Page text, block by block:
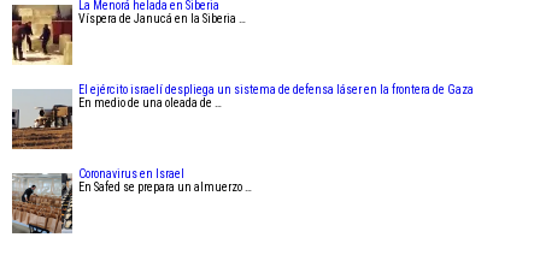
La Menorá helada en Siberia
Víspera de Janucá en la Siberia …
El ejército israelí despliega un sistema de defensa láser en la frontera de Gaza
En medio de una oleada de …
Coronavirus en Israel
En Safed se prepara un almuerzo …